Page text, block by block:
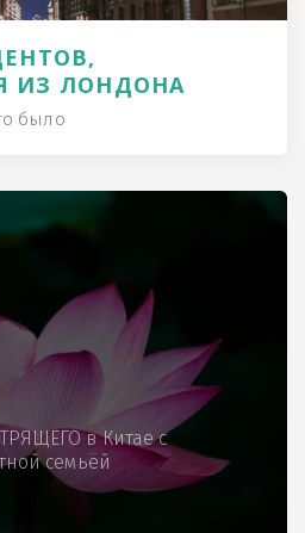
ИЗ ЛОНДОНА
было
в Китае с
семьёй